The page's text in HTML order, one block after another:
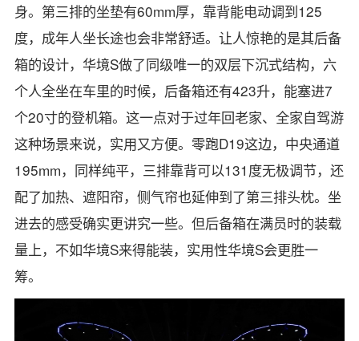
身。第三排的坐垫有60mm厚，靠背能电动调到125
度，成年人坐长途也会非常舒适。让人惊艳的是其后备
箱的设计，华境S做了同级唯一的双层下沉式结构，六
个人全坐在车里的时候，后备箱还有423升，能塞进7
个20寸的登机箱。这一点对于过年回老家、全家自驾游
这种场景来说，实用又方便。零跑D19这边，中央通道
195mm，同样纯平，三排靠背可以131度无极调节，还
配了加热、遮阳帘，侧气帘也延伸到了第三排头枕。坐
进去的感受确实更讲究一些。但后备箱在满员时的装载
量上，不如华境S来得能装，实用性华境S会更胜一
筹。